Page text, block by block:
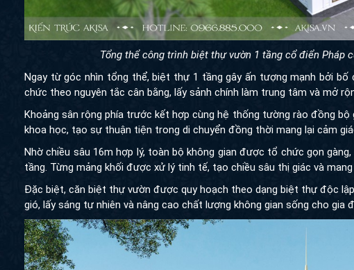
Tổng thể công trình biệt thự vườn 1 tầng cổ điển Pháp
Ngay từ góc nhìn tổng thể, biệt thự 1 tầng gây ấn tượng mạnh bởi bố
theo nguyên tắc cân bằng, lấy sảnh chính làm trung tâm và mở rộng
Khoảng sân rộng phía trước kết hợp cùng hệ thống tường rào đồng
khoa học, tạo sự thuận tiện trong di chuyển đồng thời mang lại cảm
Nhờ chiều sâu 16m hợp lý, toàn bộ không gian được tổ chức gọn
tầng. Từng mảng khối được xử lý tinh tế, tạo chiều sâu thị giác và
Đặc biệt, căn biệt thự vườn được quy hoạch theo dạng biệt thự độc lập
gió, lấy sáng tự nhiên và nâng cao chất lượng không gian sống cho gia